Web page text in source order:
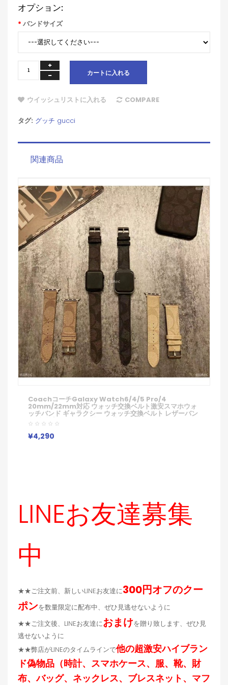
オプション:
バンドサイズ
カートに入れる
ウイッシュリストに入れる COMPARE
タグ: グッチ gucci
関連商品
CoachコーチGalaxy Watch6/4/5 Pro/4
20mm/22mm対応 ウォッチ交換ベルト激安スマホウォ
ッチバンド ギャラクシー ウォッチ交換ベルト レザーバン
ド 腕時計ベルト お洒落 男女適用
¥4,290
LINEお友達募集
中
★★ご注文前、新しいLINEお友達に300円オフのクー
ポンを数量限定に配布中、ぜひ見逃せないように
★★ご注文後、LINEお友達におまけを贈り致します、ぜひ見
逃せないように
★★弊店がLINEのタイムラインで他の超激安ハイブラン
ド偽物品（時計、スマホケース、服、靴、財
布、バッグ、ネックレス、ブレスネット、マフ